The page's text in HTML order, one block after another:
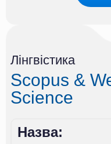
Лінгвістика
Scopus &
Science
Назва: